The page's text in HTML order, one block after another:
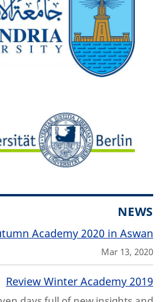
NEWS
Academy 2020 in Aswan
Mar 13, 2020
Review Winter Academy 2019